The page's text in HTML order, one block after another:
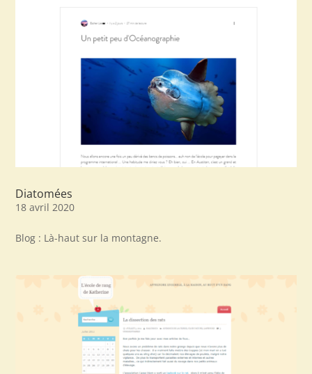
Diatomées
18 avril 2020
Blog : Là-haut sur la montagne.